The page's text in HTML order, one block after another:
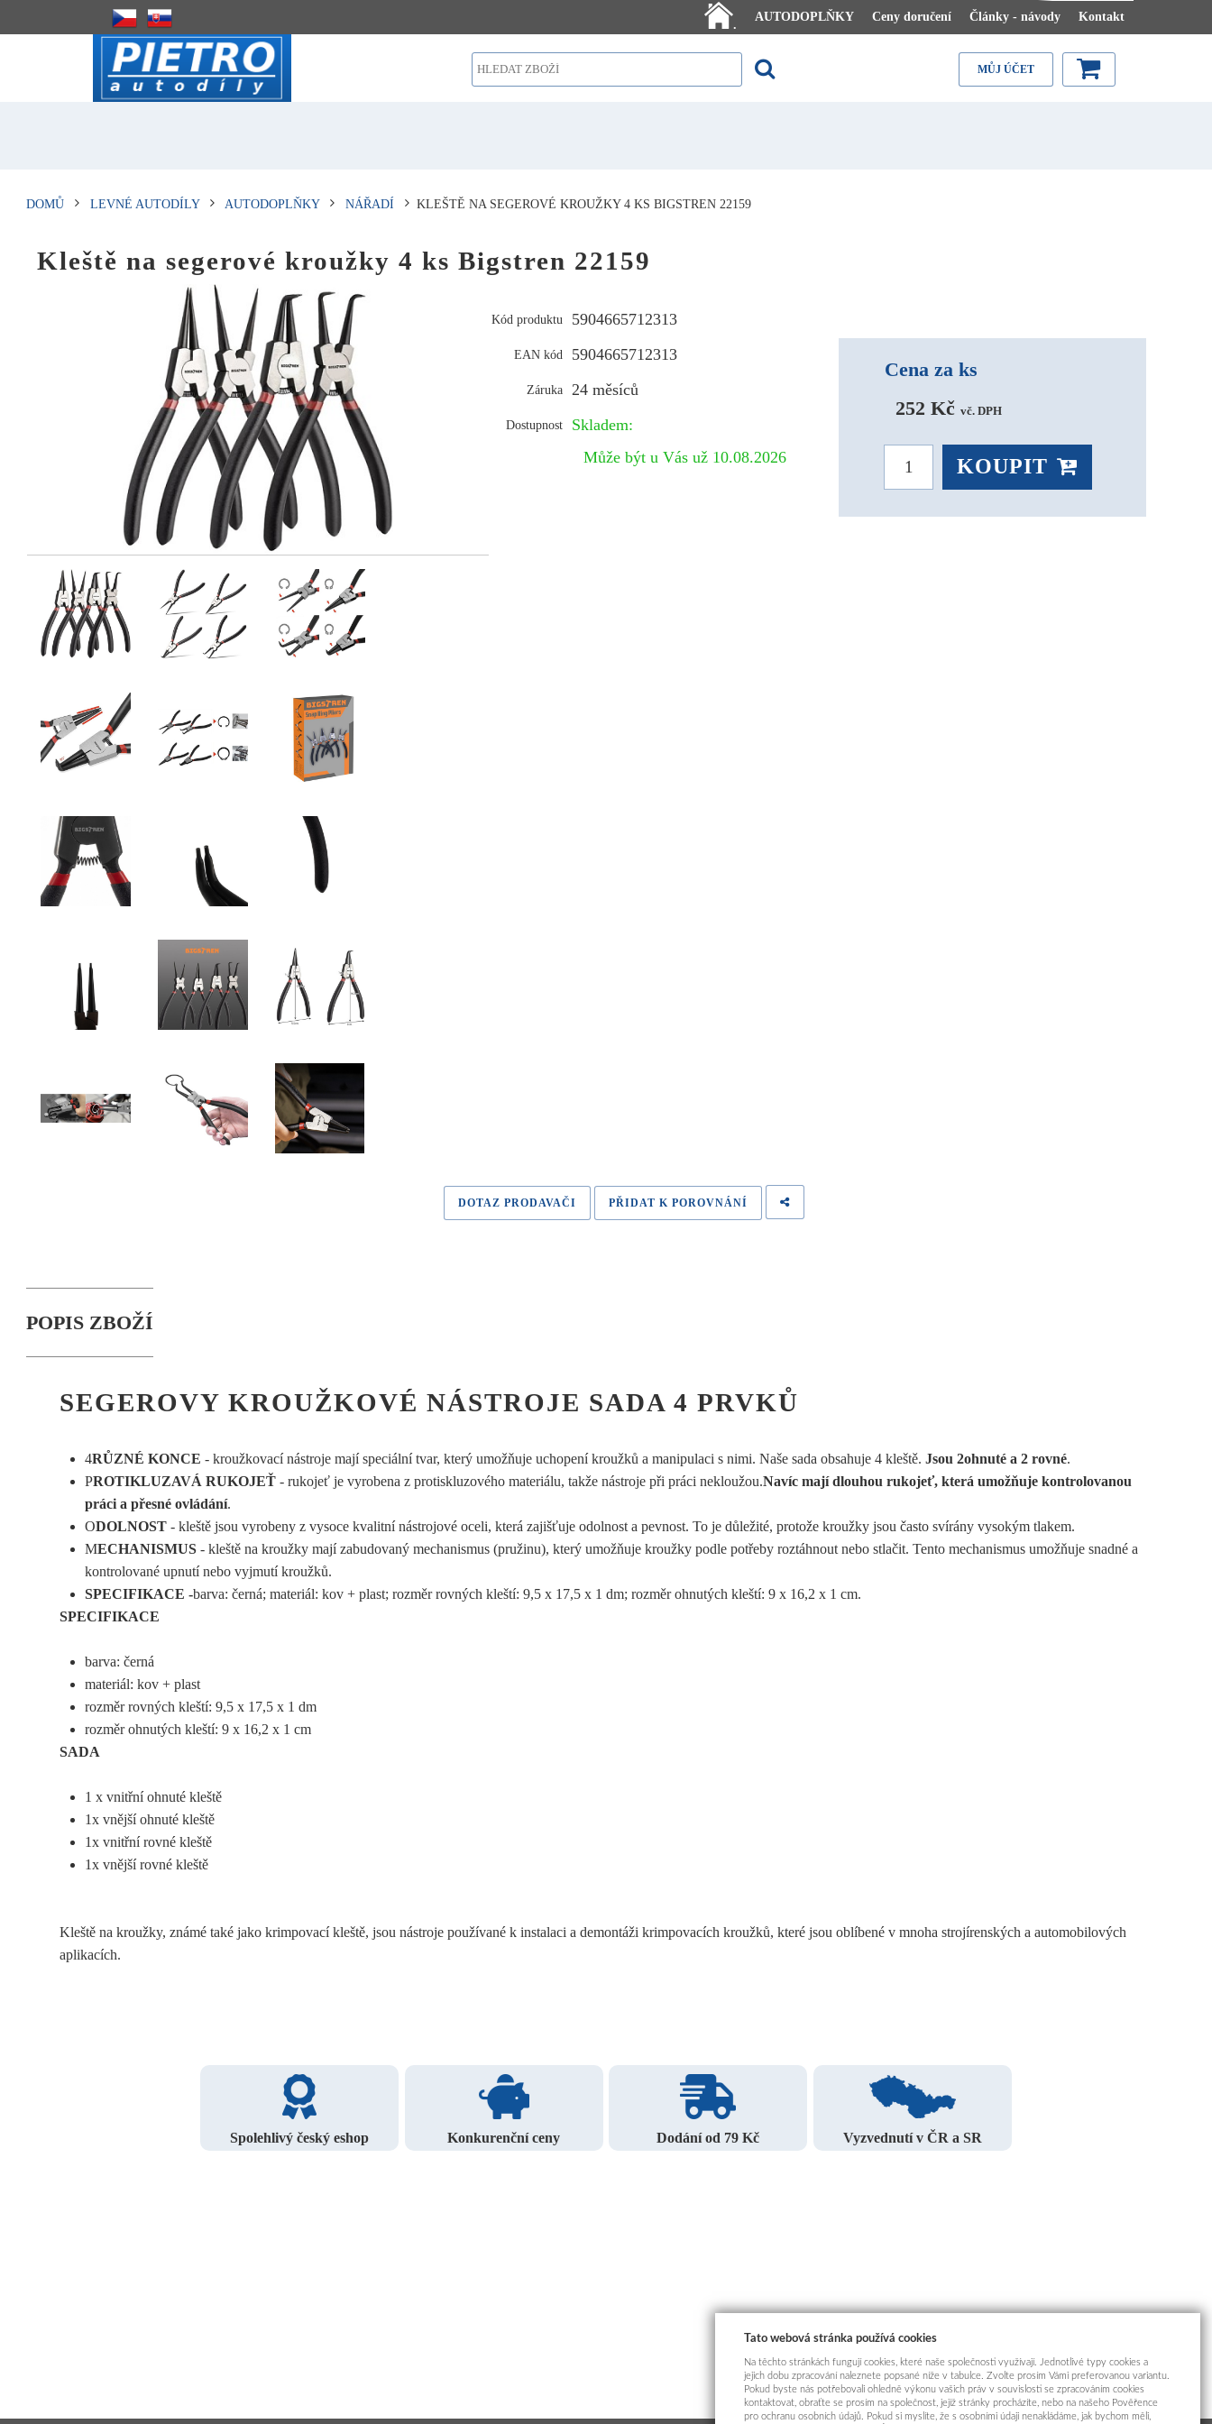
.
AUTODOPLŇKY Ceny doručení Články - návody Kontakt
MŮJ ÚČET
DOMŮ LEVNÉ AUTODÍLY AUTODOPLŇKY NÁŘADÍ KLEŠTĚ NA SEGEROVÉ KROUŽKY 4 KS BIGSTREN 22159
Kleště na segerové kroužky 4 ks Bigstren 22159
Kód produktu 5904665712313
EAN kód 5904665712313
Záruka 24 měsíců
Dostupnost
Skladem:
Může být u Vás už 10.08.2026
Cena za ks
252 Kč vč. DPH
KOUPIT
DOTAZ PRODAVAČI PŘIDAT K POROVNÁNÍ
POPIS ZBOŽÍ
SEGEROVY KROUŽKOVÉ NÁSTROJE SADA 4 PRVKŮ
4RŮZNÉ KONCE - kroužkovací nástroje mají speciální tvar, který umožňuje uchopení kroužků a manipulaci s nimi. Naše sada obsahuje 4 kleště. Jsou 2ohnuté a 2 rovné.
PROTIKLUZAVÁ RUKOJEŤ- rukojeť je vyrobena z protiskluzového materiálu, takže nástroje při práci nekloužou.Navíc mají dlouhou rukojeť, která umožňuje kontrolovanou
práci a přesné ovládání.
ODOLNOST- kleště jsou vyrobeny z vysoce kvalitní nástrojové oceli, která zajišťuje odolnost a pevnost. To je důležité, protože kroužky jsou často svírány vysokým tlakem.
MECHANISMUS- kleště na kroužky mají zabudovaný mechanismus (pružinu), který umožňuje kroužky podle potřeby roztáhnout nebo stlačit. Tento mechanismus umožňuje snadné a
kontrolované upnutí nebo vyjmutí kroužků.
SPECIFIKACE -barva: černá; materiál: kov + plast; rozměr rovných kleští: 9,5 x 17,5 x 1 dm; rozměr ohnutých kleští: 9 x 16,2 x 1 cm.
SPECIFIKACE
barva: černá
materiál: kov + plast
rozměr rovných kleští: 9,5 x 17,5 x 1 dm
rozměr ohnutých kleští: 9 x 16,2 x 1 cm
SADA
1 x vnitřní ohnuté kleště
1x vnější ohnuté kleště
1x vnitřní rovné kleště
1x vnější rovné kleště
Kleště na kroužky, známé také jako krimpovací kleště, jsou nástroje používané k instalaci a demontáži krimpovacích kroužků, které jsou oblíbené v mnoha strojírenských a automobilových
aplikacích.
Spolehlivý český eshop Konkurenční ceny Dodání od 79 Kč Vyzvednutí v ČR a SR
Tato webová stránka používá cookies
Na těchto stránkách fungují cookies, které naše společnosti využívají. Jednotlivé typy cookies a
jejich dobu zpracování naleznete popsané níže v tabulce. Zvolte prosím Vámi preferovanou variantu.
Pokud byste nás potřebovali ohledně výkonu vašich práv v souvislosti se zpracováním cookies
kontaktovat, obraťte se prosím na společnost, jejíž stránky procházíte, nebo na našeho Pověřence
pro ochranu osobních údajů. Pokud si myslíte, že s osobními údaji nenakládáme, jak bychom měli,